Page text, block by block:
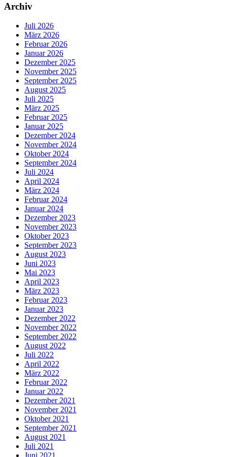
Archiv
Juli 2026
März 2026
Februar 2026
Januar 2026
Dezember 2025
November 2025
September 2025
August 2025
Juli 2025
März 2025
Februar 2025
Januar 2025
Dezember 2024
November 2024
Oktober 2024
September 2024
Juli 2024
April 2024
März 2024
Februar 2024
Januar 2024
Dezember 2023
November 2023
Oktober 2023
September 2023
August 2023
Juni 2023
Mai 2023
April 2023
März 2023
Februar 2023
Januar 2023
Dezember 2022
November 2022
September 2022
August 2022
Juli 2022
April 2022
März 2022
Februar 2022
Januar 2022
Dezember 2021
November 2021
Oktober 2021
September 2021
August 2021
Juli 2021